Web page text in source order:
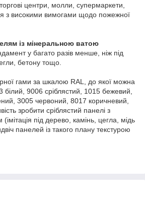
центри, молли, супермаркети,
з високими вимогами щодо пожежної
із мінеральною ватою
у багато разів менше, ніж під
бетону тощо.
гами за шкалою RAL, до якої можна
білий, 9006 сріблястий, 1015 бежевий,
3005 червоний, 8017 коричневий,
зробити сріблястий панелі з
під дерево, камінь, цегла, мідь
панелей із такого плану текстурою